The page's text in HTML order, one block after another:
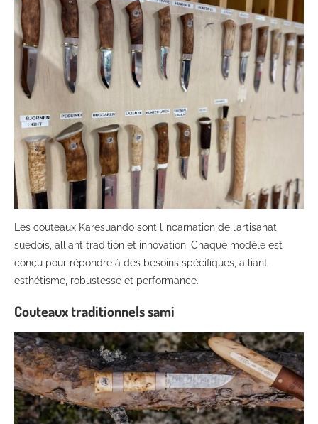
Les couteaux Karesuando sont l’incarnation de l’artisanat
suédois, alliant tradition et innovation. Chaque modèle est
conçu pour répondre à des besoins spécifiques, alliant
esthétisme, robustesse et performance.
Couteaux traditionnels sami